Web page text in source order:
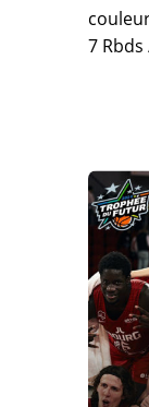
7 Rbds